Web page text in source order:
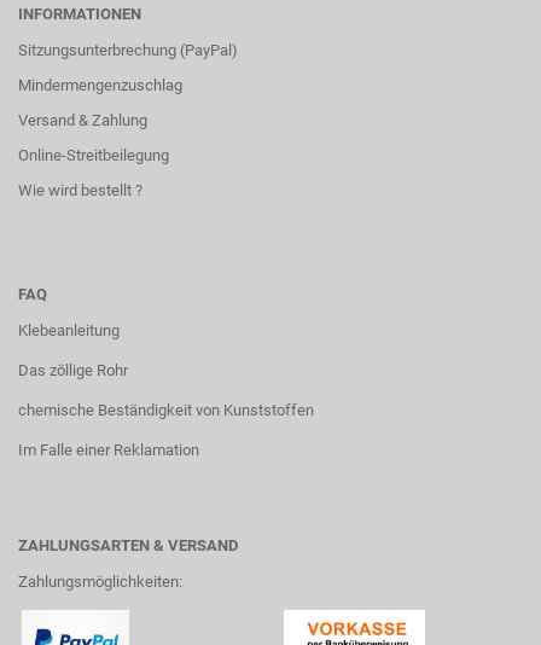
INFORMATIONEN
Sitzungsunterbrechung (PayPal)
Mindermengenzuschlag
Versand & Zahlung
Online-Streitbeilegung
Wie wird bestellt ?
FAQ
Klebeanleitung
Das zöllige Rohr
chemische Beständigkeit von Kunststoffen
Im Falle einer Reklamation
ZAHLUNGSARTEN & VERSAND
Zahlungsmöglichkeiten: